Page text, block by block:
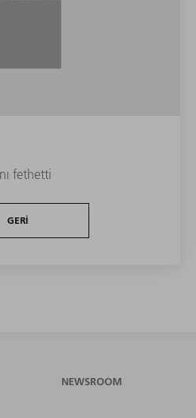
fethetti
GERI
NEWSROOM